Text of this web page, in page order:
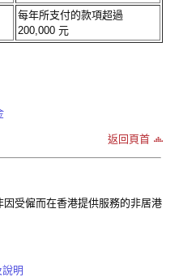
每年所支付的款項超過
200,000 元
返回頁首
受僱而在香港提供服務的非居港
明